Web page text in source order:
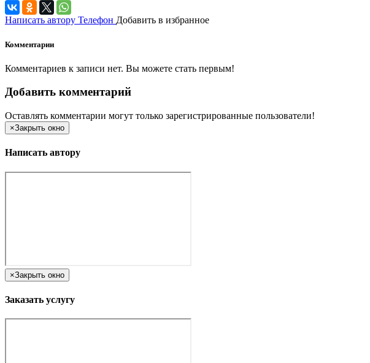
Написать автору Телефон Добавить в избранное
Комментарии
Комментариев к записи нет. Вы можете стать первым!
Добавить комментарий
Оставлять комментарии могут только зарегистрированные пользователи!
×Закрыть окно
Написать автору
×Закрыть окно
Заказать услугу